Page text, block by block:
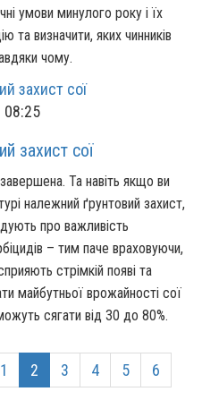
умови минулого року і їх
та визначити, яких чинників
чому.
08:25
захист сої
Та навіть якщо ви
належний ґрунтовий захист,
про важливість
– тим паче враховуючи,
стрімкій появі та
майбутньої врожайності сої
сягати від 30 до 80%.
1 2 3 4 5
6